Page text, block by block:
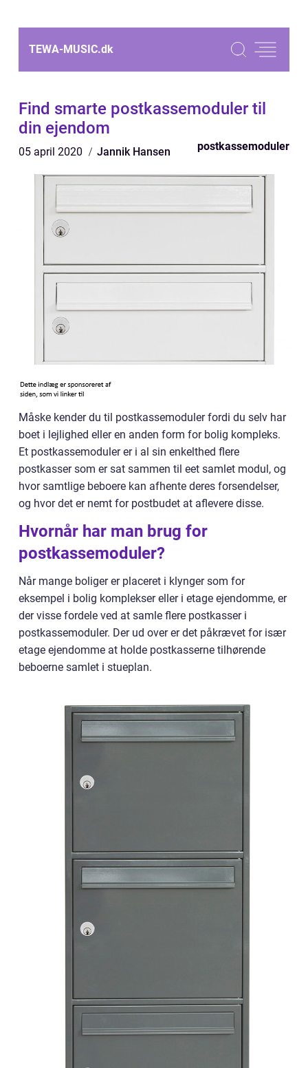
TEWA-MUSIC.dk
Find smarte postkassemoduler til
din ejendom
05 april 2020 Jannik Hansen postkassemoduler
Måske kender du til postkassemoduler fordi du selv har
boet i lejlighed eller en anden form for bolig kompleks.
Et postkassemoduler er i al sin enkelthed flere
postkasser som er sat sammen til eet samlet modul, og
hvor samtlige beboere kan afhente deres forsendelser,
og hvor det er nemt for postbudet at aflevere disse.
Hvornår har man brug for
postkassemoduler?
Når mange boliger er placeret i klynger som for
eksempel i bolig komplekser eller i etage ejendomme, er
der visse fordele ved at samle flere postkasser i
postkassemoduler. Der ud over er det påkrævet for især
etage ejendomme at holde postkasserne tilhørende
beboerne samlet i stueplan.